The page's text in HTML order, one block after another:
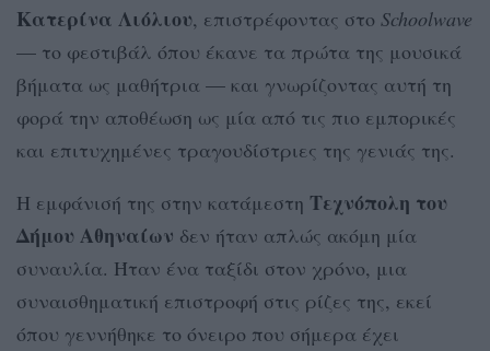
Κατερίνα Λιόλιου, επιστρέφοντας στο Schoolwave
— το φεστιβάλ όπου έκανε τα πρώτα της μουσικά
βήματα ως μαθήτρια — και γνωρίζοντας αυτή τη
φορά την αποθέωση ως μία από τις πιο εμπορικές
και επιτυχημένες τραγουδίστριες της γενιάς της.
Η εμφάνισή της στην κατάμεστη Τεχνόπολη του
Δήμου Αθηναίων δεν ήταν απλώς ακόμη μία
συναυλία. Ήταν ένα ταξίδι στον χρόνο, μια
συναισθηματική επιστροφή στις ρίζες της, εκεί
όπου γεννήθηκε το όνειρο που σήμερα έχει